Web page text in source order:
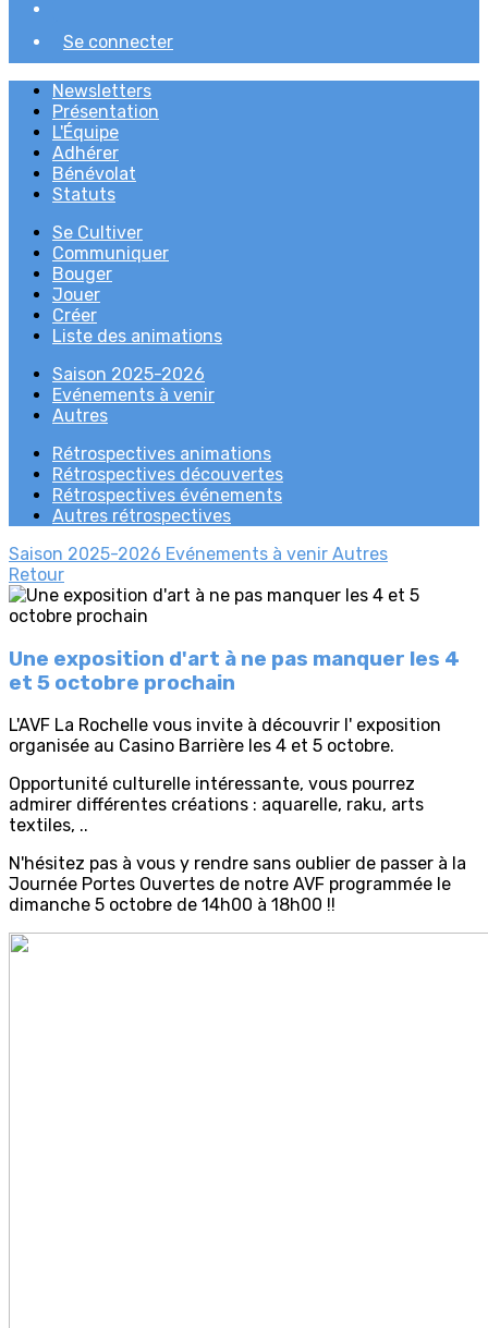
Se connecter
Newsletters
Présentation
L'Équipe
Adhérer
Bénévolat
Statuts
Se Cultiver
Communiquer
Bouger
Jouer
Créer
Liste des animations
Saison 2025-2026
Evénements à venir
Autres
Rétrospectives animations
Rétrospectives découvertes
Rétrospectives événements
Autres rétrospectives
Saison 2025-2026 Evénements à venir Autres
Retour
Une exposition d'art à ne pas manquer les 4
et 5 octobre prochain
L'AVF La Rochelle vous invite à découvrir l' exposition
organisée au Casino Barrière les 4 et 5 octobre.
Opportunité culturelle intéressante, vous pourrez
admirer différentes créations : aquarelle, raku, arts
textiles, ..
N'hésitez pas à vous y rendre sans oublier de passer à la
Journée Portes Ouvertes de notre AVF programmée le
dimanche 5 octobre de 14h00 à 18h00 !!